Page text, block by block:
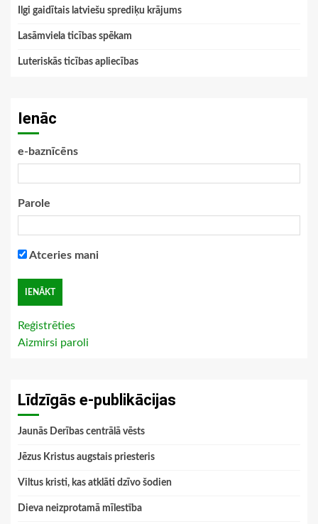
Ilgi gaidītais latviešu sprediķu krājums
Lasāmviela ticības spēkam
Luteriskās ticības apliecības
Ienāc
e-baznīcēns
Parole
Atceries mani
Reģistrēties
Aizmirsi paroli
Līdzīgās e-publikācijas
Jaunās Derības centrālā vēsts
Jēzus Kristus augstais priesteris
Viltus kristi, kas atklāti dzīvo šodien
Dieva neizprotamā mīlestība